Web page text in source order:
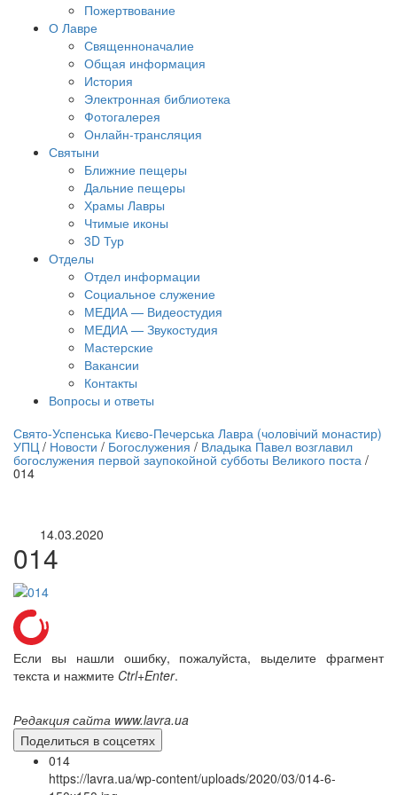
Пожертвование
О Лавре
Священноначалие
Общая информация
История
Электронная библиотека
Фотогалерея
Онлайн-трансляция
Святыни
Ближние пещеры
Дальние пещеры
Храмы Лавры
Чтимые иконы
3D Тур
Отделы
Отдел информации
Социальное служение
МЕДИА — Видеостудия
МЕДИА — Звукостудия
Мастерские
Вакансии
Контакты
Вопросы и ответы
трансляция | 12 сентября
трансляции
Свято-Успенська Києво-Печерська Лавра (чоловічий монастир)
УПЦ / Новости / Богослужения / Владыка Павел возглавил
богослужения первой заупокойной субботы Великого поста /
014
14.03.2020
014
Если вы нашли ошибку, пожалуйста, выделите фрагмент
текста и нажмите Ctrl+Enter.
Редакция сайта www.lavra.ua
Поделиться в соцсетях
014
https://lavra.ua/wp-content/uploads/2020/03/014-6-